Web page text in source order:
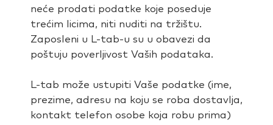
neće prodati podatke koje poseduje
trećim licima, niti nuditi na tržištu.
Zaposleni u L-tab-u su u obavezi da
poštuju poverljivost Vaših podataka.
L-tab može ustupiti Vaše podatke (ime,
prezime, adresu na koju se roba dostavlja,
kontakt telefon osobe koja robu prima)